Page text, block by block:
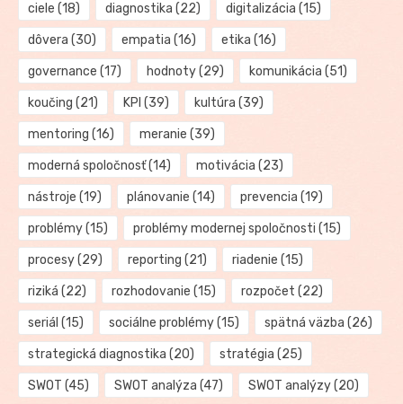
ciele (18) diagnostika (22) digitalizácia (15)
dôvera (30) empatia (16) etika (16)
governance (17) hodnoty(29) komunikácia (51)
koučing (21) KPI (39) kultúra (39)
mentoring (16) meranie (39)
moderná spoločnosť(14) motivácia (23)
nástroje (19) plánovanie (14) prevencia (19)
problémy(15) problémy modernej spoločnosti (15)
procesy(29) reporting (21) riadenie (15)
riziká (22) rozhodovanie (15) rozpočet (22)
seriál (15) sociálne problémy(15) spätná väzba (26)
strategická diagnostika (20) stratégia (25)
SWOT (45) SWOT analýza (47) SWOT analýzy(20)